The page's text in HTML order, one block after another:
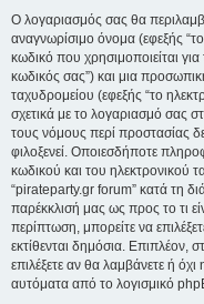
Ο λογαριασμός σας θα
αναγνωρίσιμο όνομα (εφεξής
κωδικό που χρησιμοποιείται
κωδικός σας”) και μια
ταχυδρομείου (εφεξής “το
σχετικά με το λογαριασμό σας
τους νόμους περί προστασίας
φιλοξενεί. Οποιεσδήποτε
κωδικού και του ηλεκτρονικού
“pirateparty.gr forum” κατά τη
παρέκκλισή μας ως προς το τι
περίπτωση, μπορείτε να
εκτίθενται δημόσια. Επιπλέον,
επιλέξετε αν θα λαμβάνετε ή
αυτόματα από το λογισμικό